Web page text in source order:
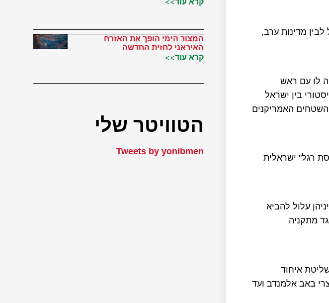
מדינות ערב,
2020 כי הדיאלוג שהיה לו עם ראש
בין ישראל
השטחים האמריקנים
רגל" ישראלית
עלול להביא
מתקניה
איחוד
באב אלמנדב ועד
המצור הימי הופך את האזרח
האיראני לחזית החדשה
קרא עוד>>
הטוויטר שלי
Tweets by yonibmen